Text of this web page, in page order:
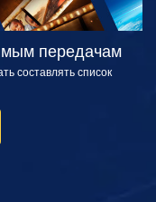
передачам
составлять список